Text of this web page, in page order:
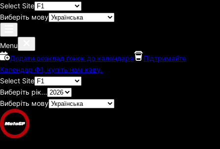
Select Site
Виберіть мову
Menu
Додати розклад гонок до календаря
Підтримайте
Календар Ф1, купіть нам каву.
Select Site
Виберіть рік...
Виберіть мову